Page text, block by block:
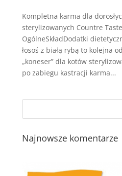
Kompletna karma dla
sterylizowanych Countre
OgólneSkładDodatki
łosoś z białą rybą to kolejna
„koneser” dla kotów
po zabiegu kastracji karma...
Najnowsze komentarze